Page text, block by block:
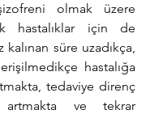
olmak üzere
hastalıklar için de
süre uzadıkça,
hastalığa
tedaviye direnç
ve tekrar